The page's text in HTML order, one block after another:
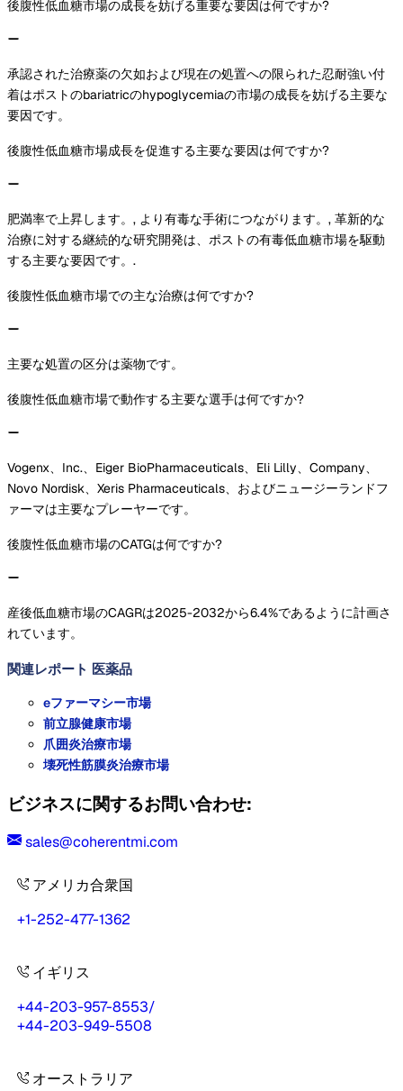
後腹性低血糖市場の成長を妨げる重要な要因は何ですか?
承認された治療薬の欠如および現在の処置への限られた忍耐強い付
着はポストのbariatricのhypoglycemiaの市場の成長を妨げる主要な
要因です。
後腹性低血糖市場成長を促進する主要な要因は何ですか?
肥満率で上昇します。, より有毒な手術につながります。, 革新的な
治療に対する継続的な研究開発は、ポストの有毒低血糖市場を駆動
する主要な要因です。.
後腹性低血糖市場での主な治療は何ですか?
主要な処置の区分は薬物です。
後腹性低血糖市場で動作する主要な選手は何ですか?
Vogenx、Inc.、Eiger BioPharmaceuticals、Eli Lilly、Company、
Novo Nordisk、Xeris Pharmaceuticals、およびニュージーランドフ
ァーマは主要なプレーヤーです。
後腹性低血糖市場のCATGは何ですか?
産後低血糖市場のCAGRは2025-2032から6.4%であるように計画さ
れています。
関連レポート 医薬品
eファーマシー市場
前立腺健康市場
爪囲炎治療市場
壊死性筋膜炎治療市場
ビジネスに関するお問い合わせ:
sales@coherentmi.com
アメリカ合衆国
+1-252-477-1362
イギリス
+44-203-957-8553/
+44-203-949-5508
オーストラリア